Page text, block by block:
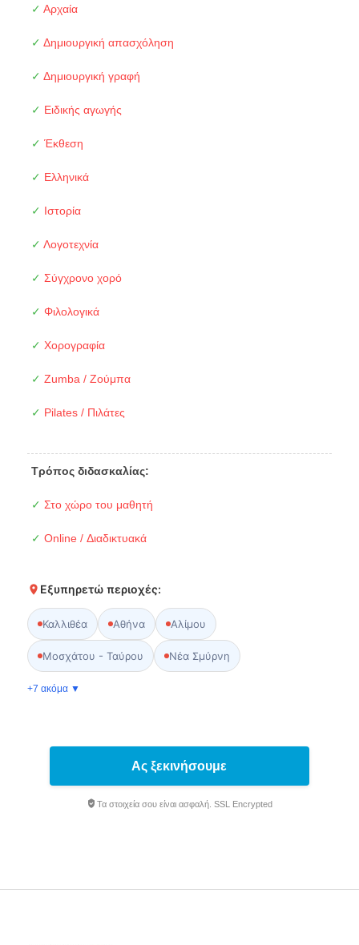
✓ Αρχαία
✓ Δημιουργική απασχόληση
✓ Δημιουργική γραφή
✓ Ειδικής αγωγής
✓ Έκθεση
✓ Ελληνικά
✓ Ιστορία
✓ Λογοτεχνία
✓ Σύγχρονο χορό
✓ Φιλολογικά
✓ Χορογραφία
✓ Zumba / Ζούμπα
✓ Pilates / Πιλάτες
Τρόπος διδασκαλίας:
✓ Στο χώρο του μαθητή
✓ Online / Διαδικτυακά
Εξυπηρετώ περιοχές:
Καλλιθέα Αθήνα Αλίμου
Μοσχάτου - Ταύρου Νέα Σμύρνη
+7 ακόμα ▼
Ας ξεκινήσουμε
Τα στοιχεία σου είναι ασφαλή. SSL Encrypted